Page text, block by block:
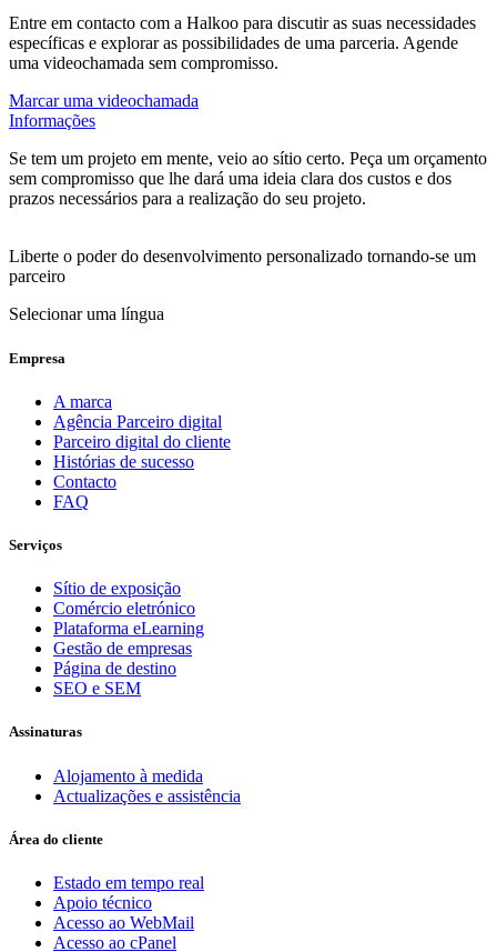
Entre em contacto com a Halkoo para discutir as suas necessidades
específicas e explorar as possibilidades de uma parceria. Agende
uma videochamada sem compromisso.
Marcar uma videochamada
Informações
Se tem um projeto em mente, veio ao sítio certo. Peça um orçamento
sem compromisso que lhe dará uma ideia clara dos custos e dos
prazos necessários para a realização do seu projeto.
Liberte o poder do desenvolvimento personalizado tornando-se um
parceiro
Selecionar uma língua
Empresa
A marca
Agência Parceiro digital
Parceiro digital do cliente
Histórias de sucesso
Contacto
FAQ
Serviços
Sítio de exposição
Comércio eletrónico
Plataforma eLearning
Gestão de empresas
Página de destino
SEO e SEM
Assinaturas
Alojamento à medida
Actualizações e assistência
Área do cliente
Estado em tempo real
Apoio técnico
Acesso ao WebMail
Acesso ao cPanel